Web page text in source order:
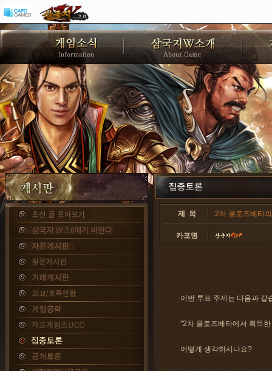
제 목 2차 클로즈베타
카포명
이번 투표 주제는 다음과 같
"2차 클로즈베타에서 획득
어떻게 생각하시나요?